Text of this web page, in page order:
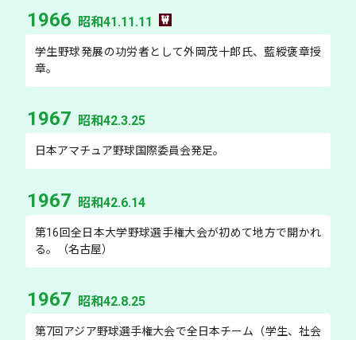
1966 昭和41.11.11
学生野球発展の功労者として外岡茂十郎氏、藍綬褒章授
章。
1967 昭和42.3.25
日本アマチュア野球国際委員会発足。
1967 昭和42.6.14
第16回全日本大学野球選手権大会が初めて地方で開かれ
る。（名古屋）
1967 昭和42.8.25
第7回アジア野球選手権大会で全日本チーム（学生、社会